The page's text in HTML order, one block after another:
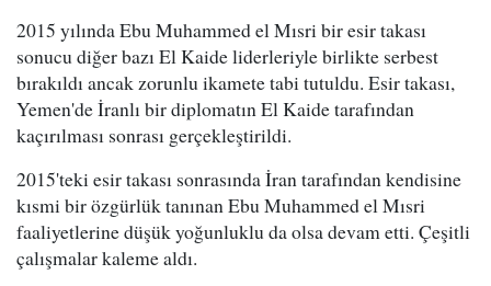
2015 yılında Ebu Muhammed el Mısri bir esir takası
sonucu diğer bazı El Kaide liderleriyle birlikte serbest
bırakıldı ancak zorunlu ikamete tabi tutuldu. Esir takası,
Yemen'de İranlı bir diplomatın El Kaide tarafından
kaçırılması sonrası gerçekleştirildi.
2015'teki esir takası sonrasında İran tarafından kendisine
kısmi bir özgürlük tanınan Ebu Muhammed el Mısri
faaliyetlerine düşük yoğunluklu da olsa devam etti. Çeşitli
çalışmalar kaleme aldı.